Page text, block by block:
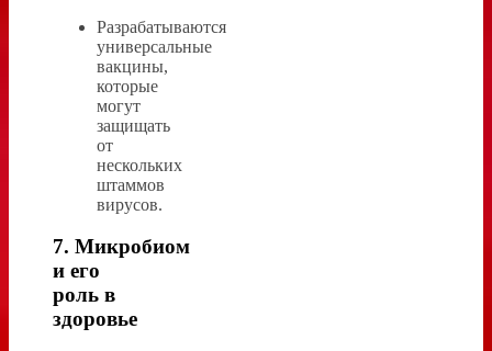
Разрабатываются
универсальные
вакцины,
которые
могут
защищать
от
нескольких
штаммов
вирусов.
7. Микробиом
и его
роль в
здоровье